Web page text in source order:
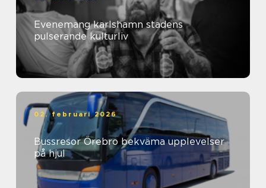
Evenemang karlshamn stadens
pulserande kulturliv
02. februari 2026
Bussresor Örebro bekväma upplevelser
på hjul